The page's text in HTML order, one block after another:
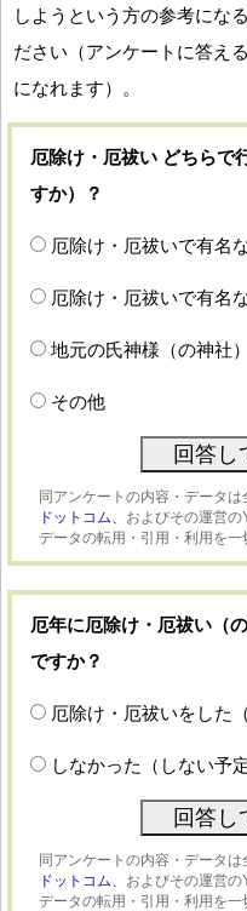
しようという方の参考にな
ださい（アンケートに答え
になれます）。
厄除け・厄祓い どちらで
すか）？
厄除け・厄祓いで有名
厄除け・厄祓いで有名
地元の氏神様（の神社）
その他
同アンケートの内容・データは
ドットコム、 およびその運営の
データの転用・引用・利用を一
厄年に厄除け・厄祓い（
ですか？
厄除け・厄祓いをした
しなかった（しない予定
同アンケートの内容・データは
ドットコム、 およびその運営の
データの転用・引用・利用を一